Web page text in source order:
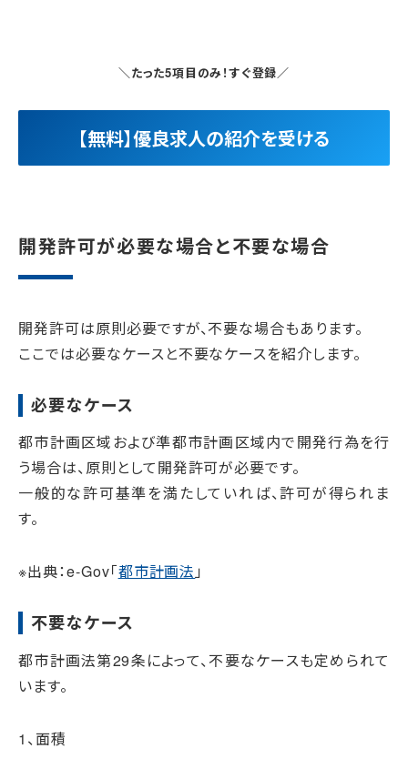
＼たった5項目のみ！すぐ登録／
【無料】優良求人の紹介を受ける
開発許可が必要な場合と不要な場合
開発許可は原則必要ですが、不要な場合もあります。
ここでは必要なケースと不要なケースを紹介します。
必要なケース
都市計画区域および準都市計画区域内で開発行為を行
う場合は、原則として開発許可が必要です。
一般的な許可基準を満たしていれば、許可が得られま
す。
※出典：e-Gov「都市計画法 」
不要なケース
都市計画法第29条によって、不要なケースも定められて
います。
1、面積